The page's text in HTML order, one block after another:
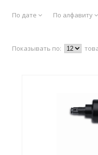
По дате По алфавиту
Показывать по: